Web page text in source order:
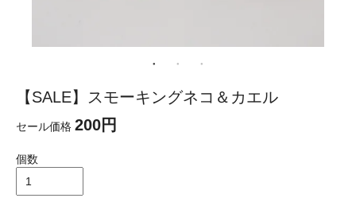
【SALE】スモーキングネコ＆カエル
セール価格 200円
個数